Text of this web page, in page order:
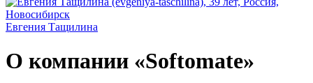
Евгения Тащилина
О компании «Softomate»